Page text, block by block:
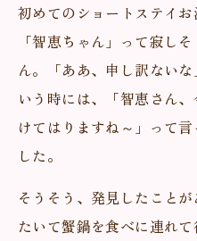
初めてのショートステイ
「智恵ちゃん」って寂し
ん。「ああ、申し訳ない
いう時には、「智恵さん
けてはりますね～」って
した。
そうそう、発見したこと
たいて蟹鍋を食べに連れ